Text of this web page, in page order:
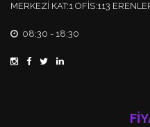
MERKEZİ KAT:1 OFİS:113
08:30 - 18:30